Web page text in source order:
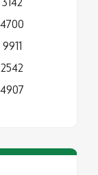
4700
9911
2542
4907